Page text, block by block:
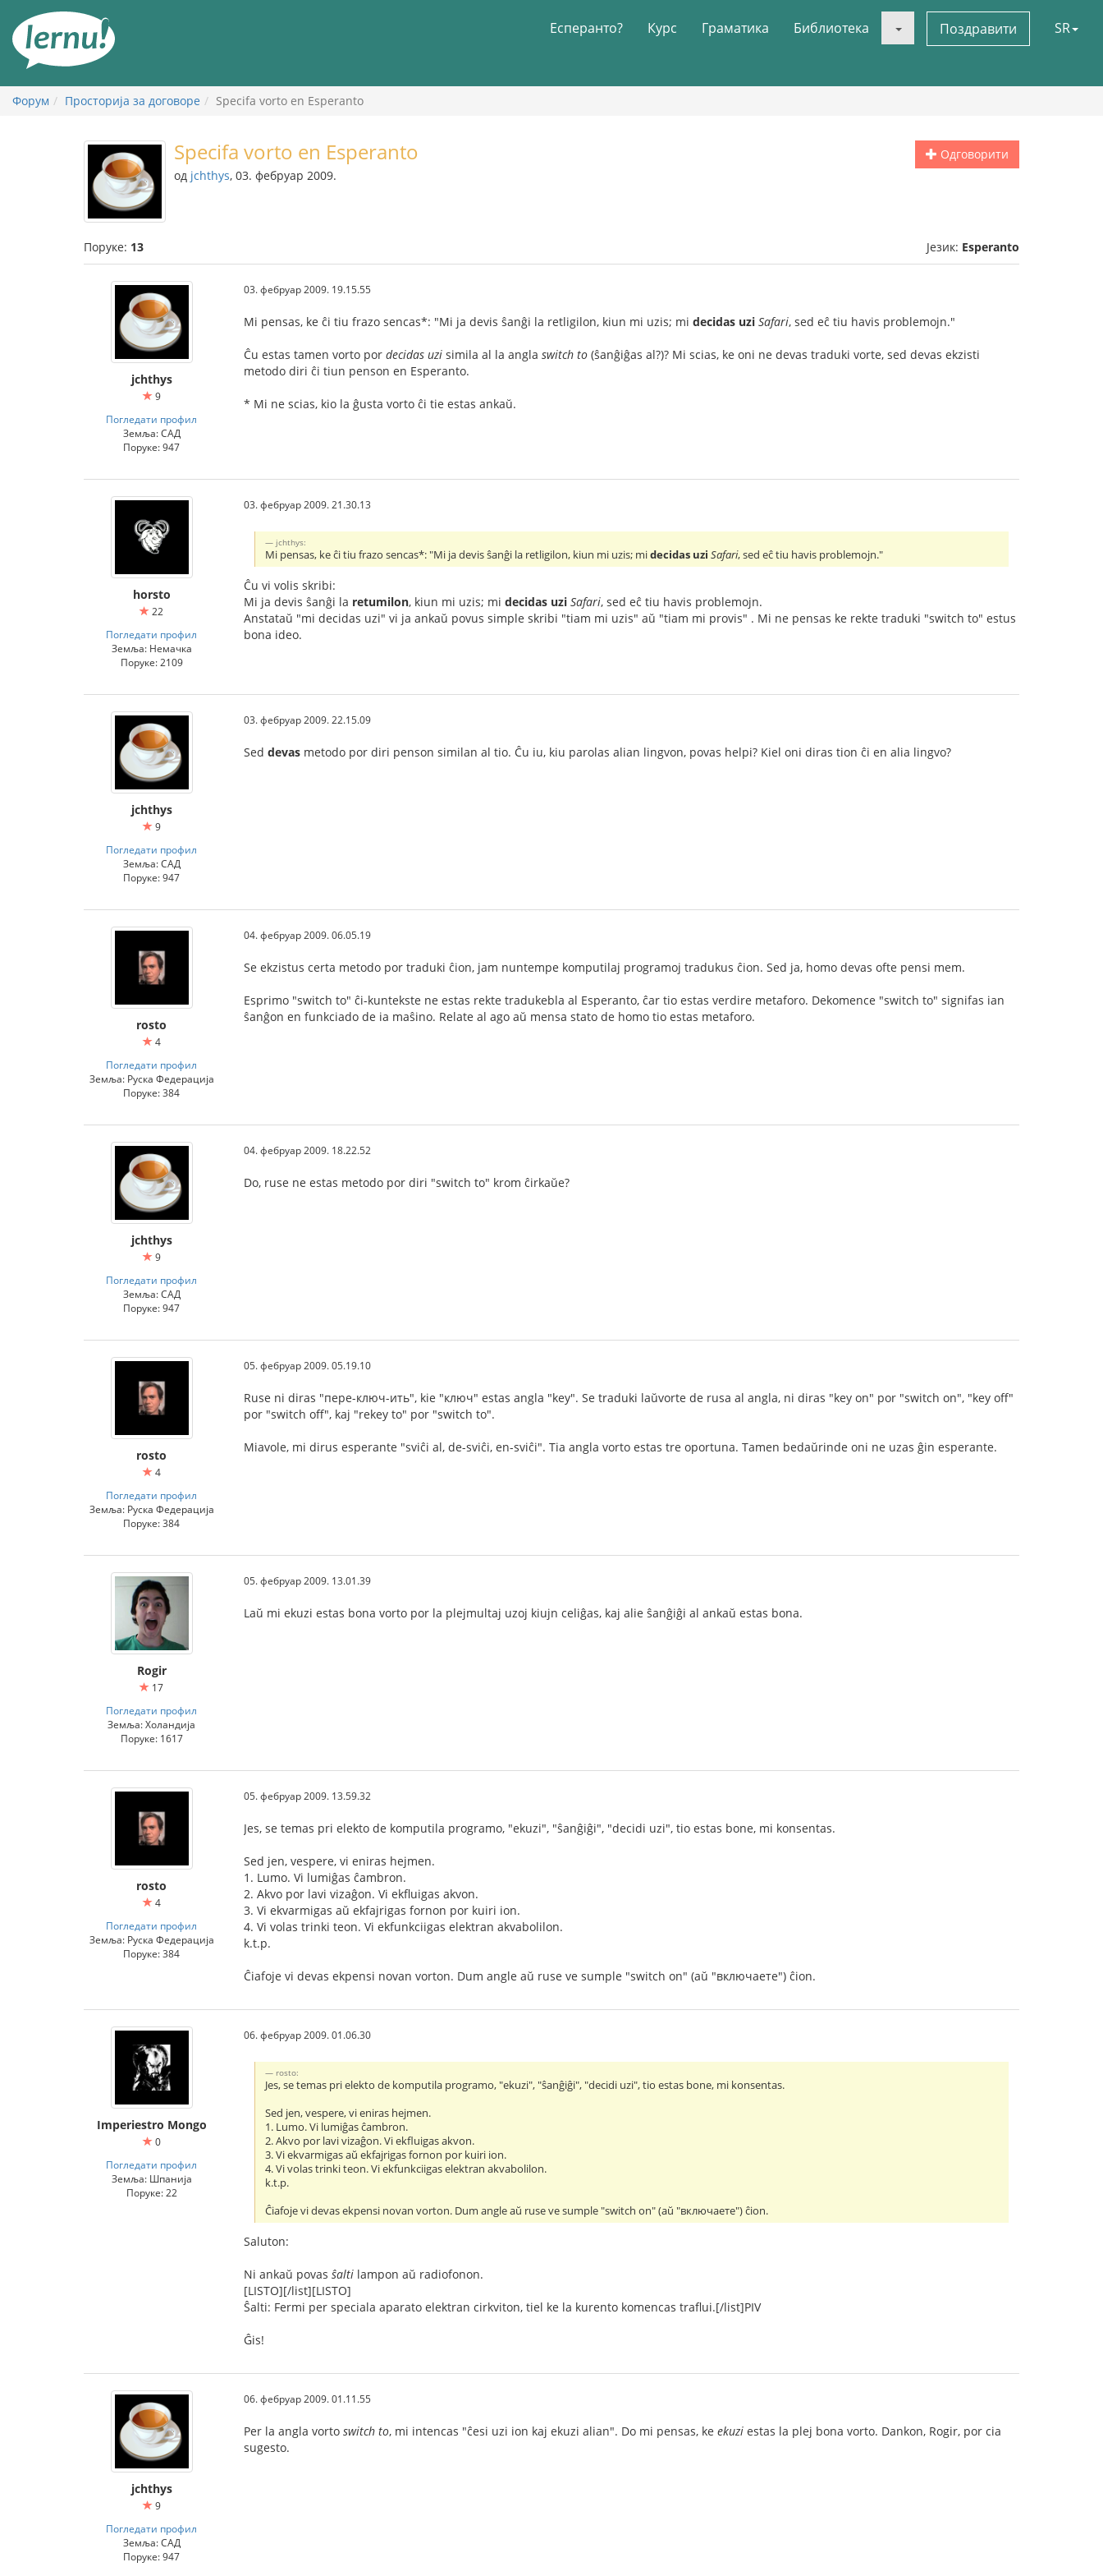
садржају
Есперанто? Курс Граматика Библиотека Поздравити SR
Форум Просторија за договоре Specifa vorto en Esperanto
Одговорити
Specifa vorto en Esperanto
од jchthys, 03. фебруар 2009.
Поруке: 13 Језик: Esperanto
jchthys
9
Погледати профил
Земља: САД
Поруке: 947
03. фебруар 2009. 19.15.55
Mi pensas, ke ĉi tiu frazo sencas*: "Mi ja devis ŝanĝi la retligilon, kiun mi uzis; mi decidas uzi Safari, sed eĉ tiu havis problemojn."
Ĉu estas tamen vorto por decidas uzi simila al la angla switch to (ŝanĝiĝas al?)? Mi scias, ke oni ne devas traduki vorte, sed devas ekzisti
metodo diri ĉi tiun penson en Esperanto.
* Mi ne scias, kio la ĝusta vorto ĉi tie estas ankaŭ.
horsto
22
Погледати профил
Земља: Немачка
Поруке: 2109
03. фебруар 2009. 21.30.13
jchthys:
Mi pensas, ke ĉi tiu frazo sencas*: "Mi ja devis ŝanĝi la retligilon, kiun mi uzis; midecidas uzi Safari, sed eĉ tiu havis problemojn."
Ĉu vi volis skribi:
Mi ja devis ŝanĝi la retumilon, kiun mi uzis; mi decidas uzi Safari, sed eĉ tiu havis problemojn.
Anstataŭ "mi decidas uzi" vi ja ankaŭ povus simple skribi "tiam mi uzis" aŭ "tiam mi provis" . Mi ne pensas ke rekte traduki "switch to" estus
bona ideo.
jchthys
9
Погледати профил
Земља: САД
Поруке: 947
03. фебруар 2009. 22.15.09
Sed devas metodo por diri penson similan al tio. Ĉu iu, kiu parolas alian lingvon, povas helpi? Kiel oni diras tion ĉi en alia lingvo?
rosto
4
Погледати профил
Земља: Руска Федерација
Поруке: 384
04. фебруар 2009. 06.05.19
Se ekzistus certa metodo por traduki ĉion, jam nuntempe komputilaj programoj tradukus ĉion. Sed ja, homo devas ofte pensi mem.
Esprimo "switch to" ĉi-kuntekste ne estas rekte tradukebla al Esperanto, ĉar tio estas verdire metaforo. Dekomence "switch to" signifas ian
ŝanĝon en funkciado de ia maŝino. Relate al ago aŭ mensa stato de homo tio estas metaforo.
jchthys
9
Погледати профил
Земља: САД
Поруке: 947
04. фебруар 2009. 18.22.52
Do, ruse ne estas metodo por diri "switch to" krom ĉirkaŭe?
rosto
4
Погледати профил
Земља: Руска Федерација
Поруке: 384
05. фебруар 2009. 05.19.10
Ruse ni diras "пере-ключ-ить", kie "ключ" estas angla "key". Se traduki laŭvorte de rusa al angla, ni diras "key on" por "switch on", "key off"
por "switch off", kaj "rekey to" por "switch to".
Miavole, mi dirus esperante "sviĉi al, de-sviĉi, en-sviĉi". Tia angla vorto estas tre oportuna. Tamen bedaŭrinde oni ne uzas ĝin esperante.
Rogir
17
Погледати профил
Земља: Холандија
Поруке: 1617
05. фебруар 2009. 13.01.39
Laŭ mi ekuzi estas bona vorto por la plejmultaj uzoj kiujn celiĝas, kaj alie ŝanĝiĝi al ankaŭ estas bona.
rosto
4
Погледати профил
Земља: Руска Федерација
Поруке: 384
05. фебруар 2009. 13.59.32
Jes, se temas pri elekto de komputila programo, "ekuzi", "ŝanĝiĝi", "decidi uzi", tio estas bone, mi konsentas.
Sed jen, vespere, vi eniras hejmen.
1. Lumo. Vi lumiĝas ĉambron.
2. Akvo por lavi vizaĝon. Vi ekfluigas akvon.
3. Vi ekvarmigas aŭ ekfajrigas fornon por kuiri ion.
4. Vi volas trinki teon. Vi ekfunkciigas elektran akvabolilon.
k.t.p.
Ĉiafoje vi devas ekpensi novan vorton. Dum angle aŭ ruse ve sumple "switch on" (aŭ "включаете") ĉion.
Imperiestro Mongo
0
Погледати профил
Земља: Шпанија
Поруке: 22
06. фебруар 2009. 01.06.30
rosto:
Jes, se temas pri elekto de komputila programo, "ekuzi", "ŝanĝiĝi", "decidi uzi", tio estas bone, mi konsentas.
Sed jen, vespere, vi eniras hejmen.
1. Lumo. Vi lumiĝas ĉambron.
2. Akvo por lavi vizaĝon. Vi ekfluigas akvon.
3. Vi ekvarmigas aŭ ekfajrigas fornon por kuiri ion.
4. Vi volas trinki teon. Vi ekfunkciigas elektran akvabolilon.
k.t.p.
Ĉiafoje vi devas ekpensi novan vorton. Dum angle aŭ ruse ve sumple "switch on" (aŭ "включаете") ĉion.
Saluton:
Ni ankaŭ povas ŝalti lampon aŭ radiofonon.
[LISTO][/list][LISTO]
Ŝalti: Fermi per speciala aparato elektran cirkviton, tiel ke la kurento komencas traflui.[/list]PIV
Ĝis!
jchthys
9
Погледати профил
Земља: САД
Поруке: 947
06. фебруар 2009. 01.11.55
Per la angla vorto switch to, mi intencas "ĉesi uzi ion kaj ekuzi alian". Do mi pensas, ke ekuzi estas la plej bona vorto. Dankon, Rogir, por cia
sugesto.